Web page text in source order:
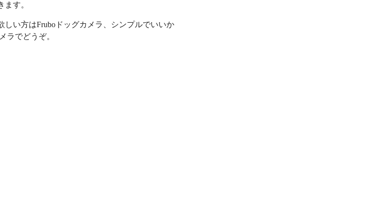
す。
しい方はFruboドッグカメラ、シンプルでいいか
ラでどうぞ。